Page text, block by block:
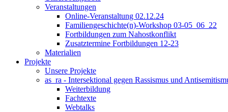
Veranstaltungen
Online-Veranstaltung 02.12.24
Familiengeschichte(n)-Workshop 03-05_06_22
Fortbildungen zum Nahostkonflikt
Zusatztermine Fortbildungen 12-23
Materialien
Projekte
Unsere Projekte
as_ra - Intersektional gegen Rassismus und
Weiterbildung
Fachtexte
Webtalks